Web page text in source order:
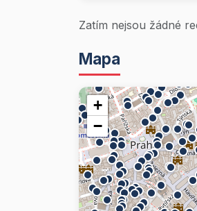
Zatím nejsou žádné
Mapa
+
−